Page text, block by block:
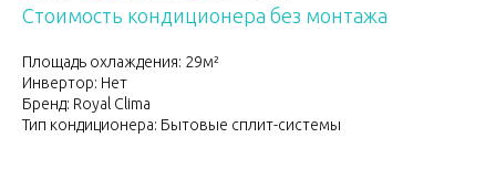
Стоимость кондиционера без монтажа
Площадь охлаждения: 29м²
Инвертор: Нет
Бренд: Royal Clima
Тип кондиционера: Бытовые сплит-системы